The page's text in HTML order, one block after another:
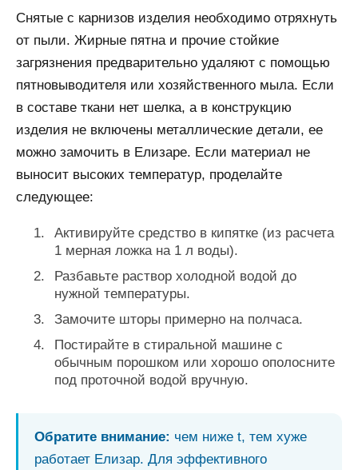
Снятые с карнизов изделия необходимо отряхнуть
от пыли. Жирные пятна и прочие стойкие
загрязнения предварительно удаляют с помощью
пятновыводителя или хозяйственного мыла. Если
в составе ткани нет шелка, а в конструкцию
изделия не включены металлические детали, ее
можно замочить в Елизаре. Если материал не
выносит высоких температур, проделайте
следующее:
Активируйте средство в кипятке (из расчета
1 мерная ложка на 1 л воды).
Разбавьте раствор холодной водой до
нужной температуры.
Замочите шторы примерно на полчаса.
Постирайте в стиральной машине с
обычным порошком или хорошо ополосните
под проточной водой вручную.
Обратите внимание: чем ниже t, тем хуже
работает Елизар. Для эффективного